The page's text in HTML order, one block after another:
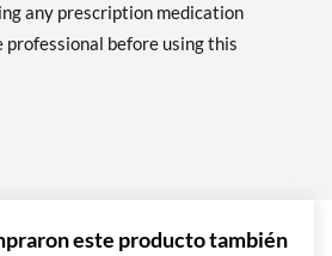
any prescription medication
before using this
este producto también